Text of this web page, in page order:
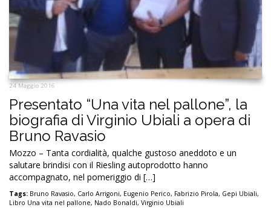
24 Maggio 2016
Presentato “Una vita nel pallone”, la
biografia di Virginio Ubiali a opera di
Bruno Ravasio
Mozzo – Tanta cordialità, qualche gustoso aneddoto e un
salutare brindisi con il Riesling autoprodotto hanno
accompagnato, nel pomeriggio di […]
Tags: Bruno Ravasio, Carlo Arrigoni, Eugenio Perico, Fabrizio Pirola, Gepi Ubiali,
Libro Una vita nel pallone, Nado Bonaldi, Virginio Ubiali